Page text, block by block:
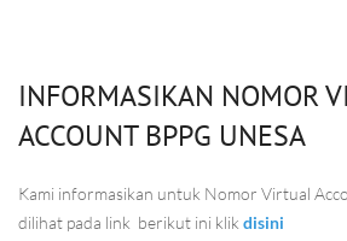
INFORMASIKAN NOMOR
ACCOUNT BPPG UNESA
Kami informasikan untuk Nomor Virtual
dilihat pada link berikut ini klik disini